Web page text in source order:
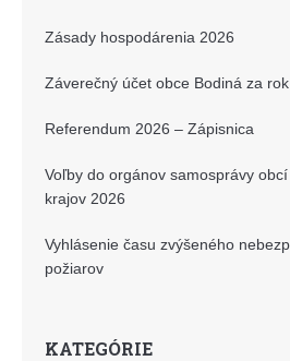
Zásady hospodárenia 2026
Záverečný účet obce Bodiná za
Referendum 2026 – Zápisnica
Voľby do orgánov samosprávy
krajov 2026
Vyhlásenie času zvýšeného
požiarov
KATEGÓRIE